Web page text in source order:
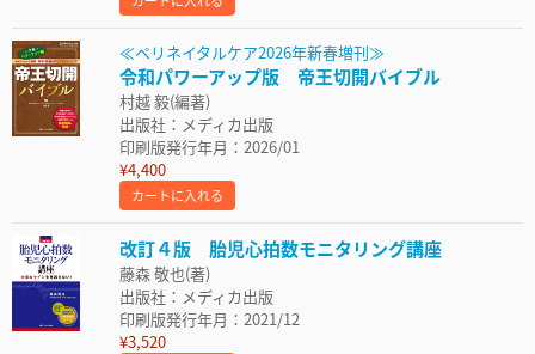
≪ペリネイタルケア2026年新春増刊≫
令和パワーアップ版 帝王切開バイブル
村越 毅(編著)
出版社：メディカ出版
印刷版発行年月：2026/01
¥4,400
カートに入れる
改訂４版 胎児心拍数モニタリング講座
藤森 敬也(著)
出版社：メディカ出版
印刷版発行年月：2021/12
¥3,520